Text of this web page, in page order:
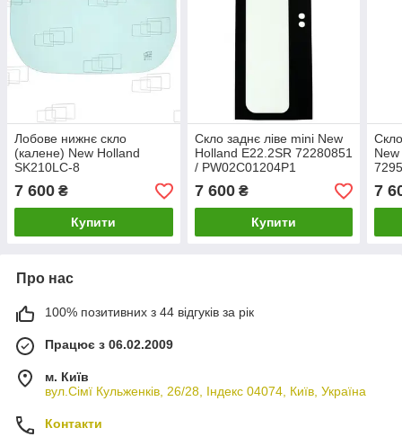
Лобове нижнє скло
(калене) New Holland
SK210LC-8
YN02C02082P1
7 600 ₴
Купити
Скло заднє ліве mini New
Holland E22.2SR 72280851
/ PW02C01204P1
7 600₴
Купити
7
Про нас
100% позитивних з 44 відгуків за рік
Працює з 06.02.2009
м. Київ
вул.Сімї Кульженків, 26/28, Індекс 04074, Київ, Україна
Контакти